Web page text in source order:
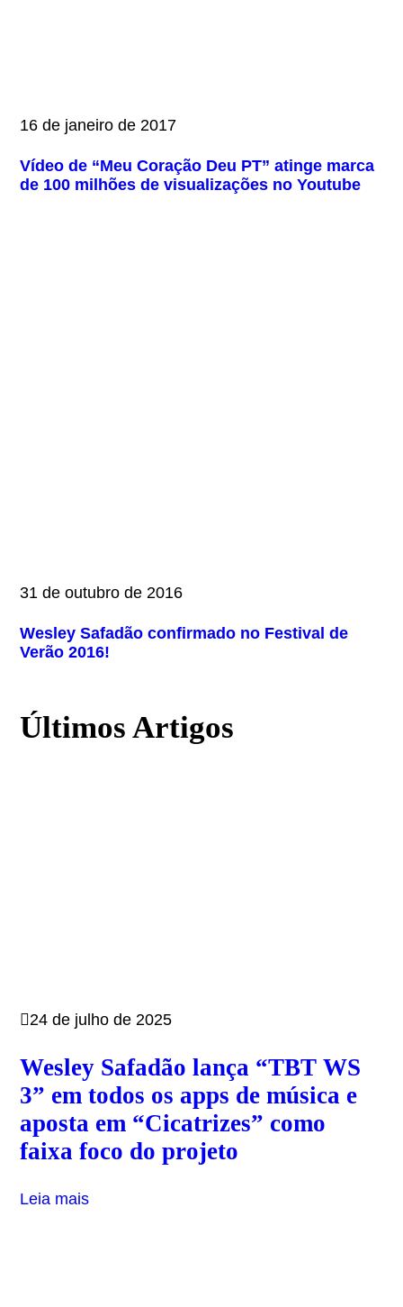
16 de janeiro de 2017
Vídeo de “Meu Coração Deu PT” atinge marca
de 100 milhões de visualizações no Youtube
31 de outubro de 2016
Wesley Safadão confirmado no Festival de
Verão 2016!
Últimos Artigos
24 de julho de 2025
Wesley Safadão lança “TBT WS
3” em todos os apps de música e
aposta em “Cicatrizes” como
faixa foco do projeto
Leia mais